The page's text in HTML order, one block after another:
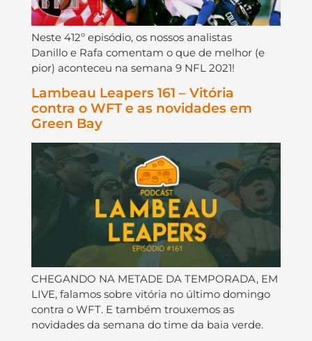
Neste 412º episódio, os nossos analistas
Danillo e Rafa comentam o que de melhor (e
pior) aconteceu na semana 9 NFL 2021!
Lambeau Leapers 161 – Vitória
contra o WFT e as novidades em
Green Bay
CHEGANDO NA METADE DA TEMPORADA, EM
LIVE, falamos sobre vitória no último domingo
contra o WFT. E também trouxemos as
novidades da semana do time da baia verde.